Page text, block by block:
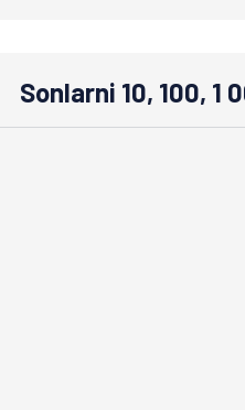
Sonlarni 10, 100, 1